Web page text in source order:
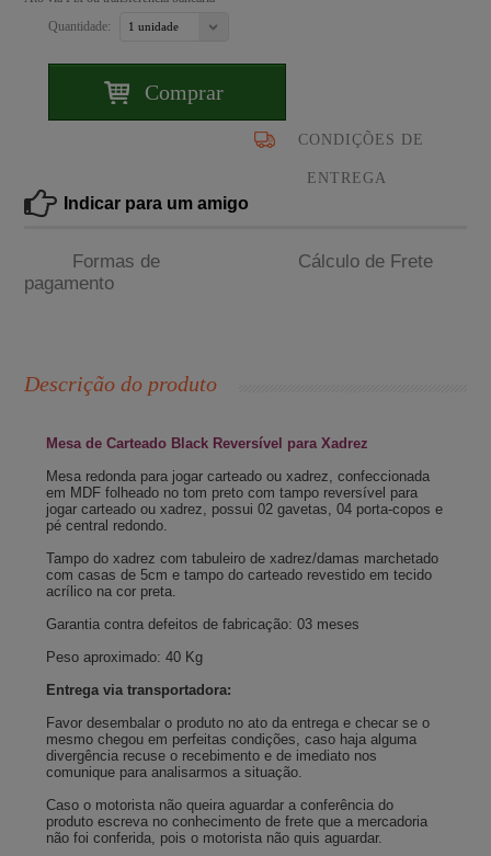
Quantidade:
Comprar
CONDIÇÕES DE
ENTREGA
Indicar para um amigo
Formas de
pagamento
Cálculo de Frete
Descrição do produto
Mesa de Carteado Black Reversível para Xadrez
Mesa redonda para jogar carteado ou xadrez, confeccionada
em MDF folheado no tom preto com tampo reversível para
jogar carteado ou xadrez, possui 02 gavetas, 04 porta-copos e
pé central redondo.
Tampo do xadrez com tabuleiro de xadrez/damas marchetado
com casas de 5cm e tampo do carteado revestido em tecido
acrílico na cor preta.
Garantia contra defeitos de fabricação: 03 meses
Peso aproximado: 40 Kg
Entrega via transportadora:
Favor desembalar o produto no ato da entrega e checar se o
mesmo chegou em perfeitas condições, caso haja alguma
divergência recuse o recebimento e de imediato nos
comunique para analisarmos a situação.
Caso o motorista não queira aguardar a conferência do
produto escreva no conhecimento de frete que a mercadoria
não foi conferida, pois o motorista não quis aguardar.